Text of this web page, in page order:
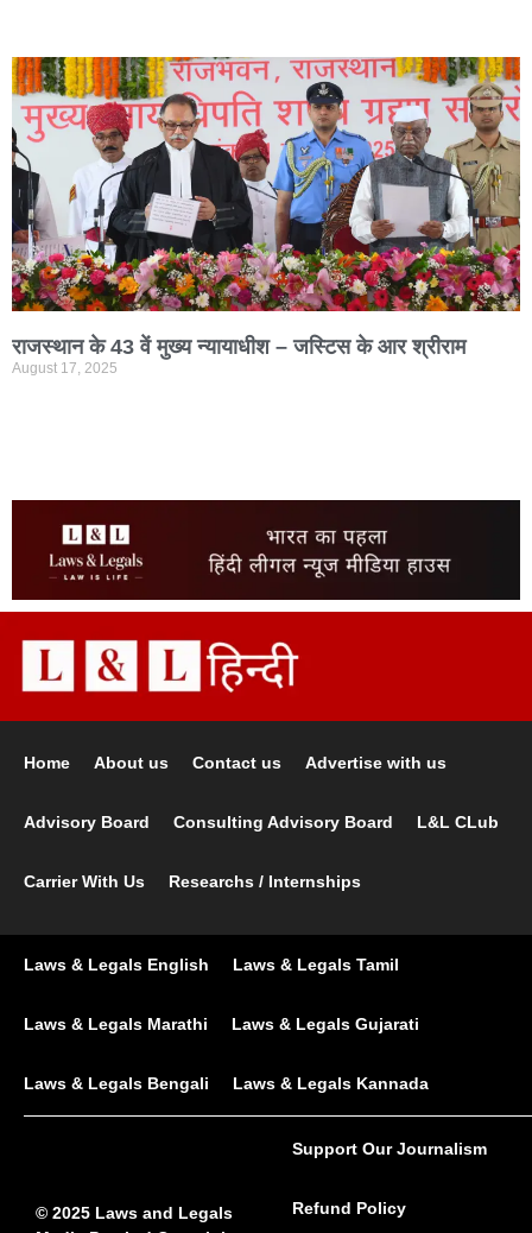
राजस्थान के 43 वें मुख्य न्यायाधीश – जस्टिस के आर श्रीराम
August 17, 2025
Home About us Contact us Advertise with us
Advisory Board Consulting Advisory Board L&L CLub
Carrier With Us Researchs / Internships
Laws & Legals English Laws & Legals Tamil
Laws & Legals Marathi Laws & Legals Gujarati
Laws & Legals Bengali Laws & Legals Kannada
© 2025 Laws and Legals
Support Our Journalism
Refund Policy